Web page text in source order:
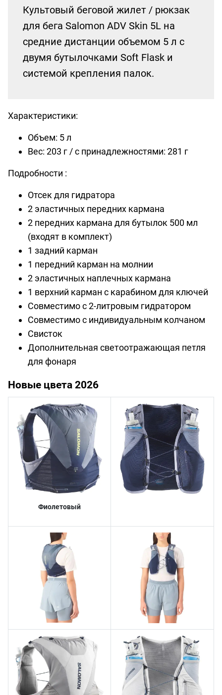
Культовый беговой жилет / рюкзак
для бега Salomon ADV Skin 5L на
средние дистанции объемом 5 л с
двумя бутылочками Soft Flask и
системой крепления палок.
Характеристики:
Объем: 5 л
Вес: 203 г / с принадлежностями: 281 г
Подробности :
Отсек для гидратора
2 эластичных передних кармана
2 передних кармана для бутылок 500 мл
(входят в комплект)
1 задний карман
1 передний карман на молнии
2 эластичных наплечных кармана
1 верхний карман с карабином для ключей
Совместимо с 2-литровым гидратором
Совместимо с индивидуальным колчаном
Свисток
Дополнительная светоотражающая петля
для фонаря
Новые цвета 2026
Фиолетовый